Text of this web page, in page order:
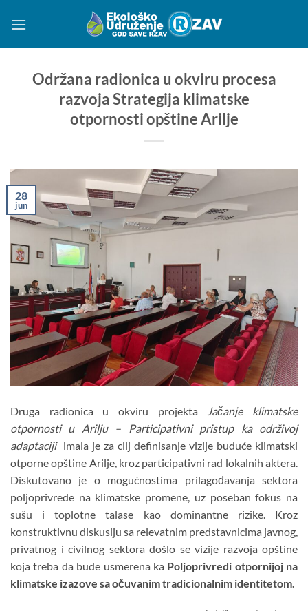
Održana radionica u okviru procesa
razvoja Strategija klimatske
otpornosti opštine Arilje
28
jun
Druga radionica u okviru projekta
Jačanje klimatske
otpornosti u Arilju – Participativni pristup ka održivoj
adaptacijiimala je za cilj definisanje vizije buduće klimatski
otporne opštine Arilje, kroz participativni rad lokalnih aktera.
Diskutovano je o mogućnostima prilagođavanja sektora
poljoprivrede na klimatske promene, uz poseban fokus na
sušu i toplotne talase kao dominantne rizike. Kroz
konstruktivnu diskusiju sa relevatnim predstavnicima javnog,
privatnog i civilnog sektora došlo se vizije razvoja opštine
koja treba da bude usmerena ka Poljoprivredi otpornijoj na
klimatske izazove sa očuvanim tradicionalnim identitetom.